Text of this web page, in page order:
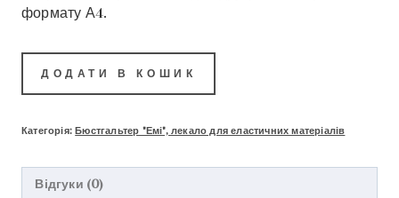
формату А4.
ДОДАТИ В КОШИК
Категорія:Бюстгальтер "Емі", лекало для еластичних матеріалів
Відгуки (0)